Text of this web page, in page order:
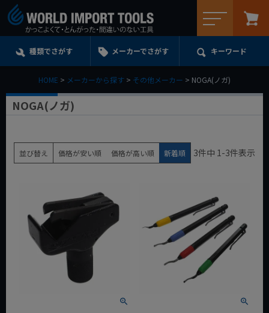
種類でさがす メーカーでさがす キーワード
HOME メーカーから探す その他メーカー NOGA(ノガ)
NOGA(ノガ)
並び替え 価格が安い順 価格が高い順 新着順 3件中 1-3件表示